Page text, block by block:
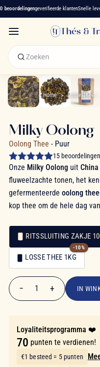
geverifieerde klantenSnelle
Thés &
Home Losse Thee
Milky Oolong
Oolong Thee - Puur
15 beoordelingen
Onze Milky Oolong uit China
fluweelzachte tonen, het
gefermenteerde oolong
kop thee om de hele dag
Verpakking
Verpakking
RITSSLUITING ZAKJE
LOSSE THEE 1KG
-10%
€ 13,90
− 1 + IN
Loyaliteitsprogramma ❤️
70 punten te verdienen!
€1 besteed = 5 punten